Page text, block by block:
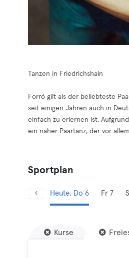
Tanzen in Friedrichshain
Forró gilt als der beliebteste
seit einigen Jahren auch in
einfach zu erlernen ist.
ein naher Paartanz, der vor
Sportplan
Heute, Do 6 Fr 7
Kurse